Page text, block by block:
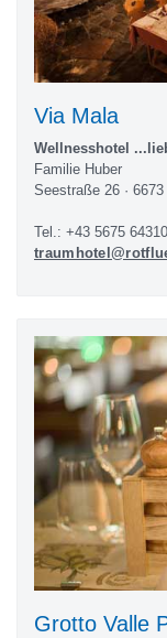
Via Mala
Wellnesshotel
Familie Huber
Seestraße 26 ·
Tel.: +43 5675 64310
Grotto Valle